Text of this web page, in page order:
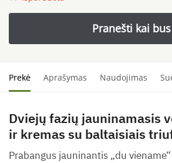
Prekė Aprašymas Naudojimas
Dviejų fazių jauninamasis
ir kremas su baltaisiais
Prabangus jauninantis „du